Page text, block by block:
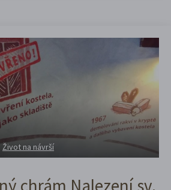
Život na návrší
chrám Nalezení sv.